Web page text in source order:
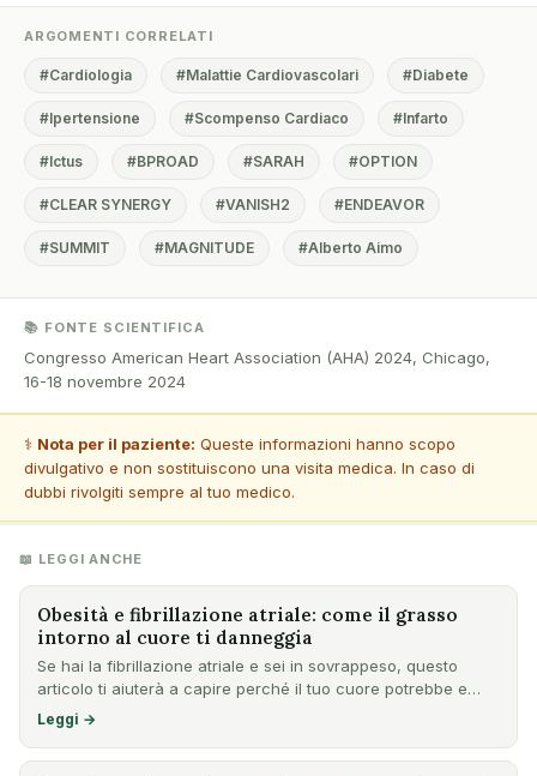
ARGOMENTI CORRELATI
#Cardiologia #Malattie Cardiovascolari #Diabete
#Ipertensione #Scompenso Cardiaco #Infarto
#Ictus #BPROAD #SARAH #OPTION
#CLEAR SYNERGY #VANISH2 #ENDEAVOR
#SUMMIT #MAGNITUDE #Alberto Aimo
📚 FONTE SCIENTIFICA
Congresso American Heart Association (AHA) 2024, Chicago,
16-18 novembre 2024
⚕️ Nota per il paziente: Queste informazioni hanno scopo
divulgativo e non sostituiscono una visita medica. In caso di
dubbi rivolgiti sempre al tuo medico.
📖 LEGGI ANCHE
Obesità e fibrillazione atriale: come il grasso
intorno al cuore ti danneggia
Se hai la fibrillazione atriale e sei in sovrappeso, questo
articolo ti aiuterà a capire perché il tuo cuore potrebbe e…
Leggi →